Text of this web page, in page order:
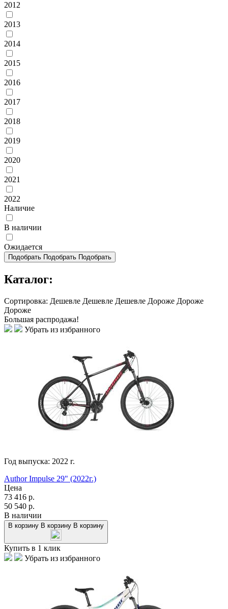
2012
2013
2014
2015
2016
2017
2018
2019
2020
2021
2022
Наличие
В наличии
Ожидается
Подобрать Подобрать Подобрать
Каталог:
Сортировка: Дешевле Дешевле Дешевле Дороже Дороже
Дороже
Большая распродажа!
Убрать из избранного
Год выпуска: 2022 г.
Author Impulse 29" (2022г.)
Цена
73 416 р.
50 540 р.
В наличии
В корзину В корзину В корзину
Купить в 1 клик
Убрать из избранного